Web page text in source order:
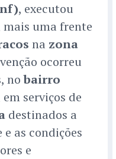
, executou
uma frente
na zona
ocorreu
, nobairro
serviços de
destinados a
as condições
e